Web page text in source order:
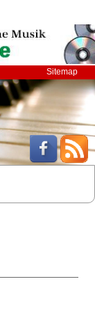
Sitemap